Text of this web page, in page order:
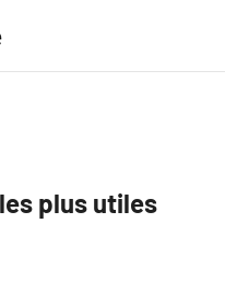
plus utiles